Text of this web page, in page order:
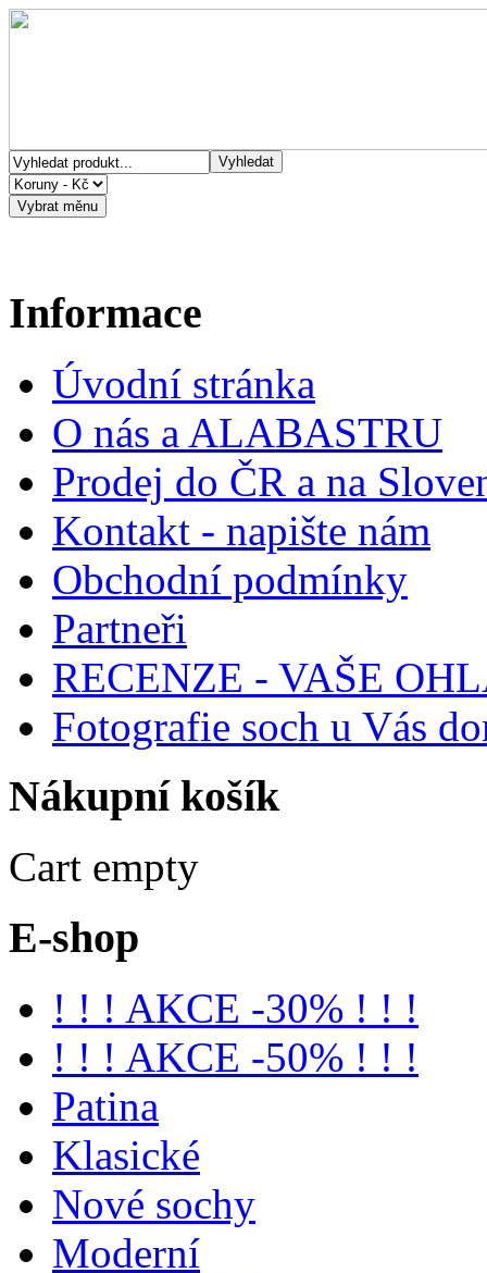
Informace
Úvodní stránka
O nás a ALABASTRU
Prodej do ČR a na
Kontakt - napište nám
Obchodní podmínky
Partneři
RECENZE - VAŠE
Fotografie soch u Vás
Nákupní košík
Cart empty
E-shop
! ! ! AKCE -30% ! ! !
! ! ! AKCE -50% ! ! !
Patina
Klasické
Nové sochy
Moderní